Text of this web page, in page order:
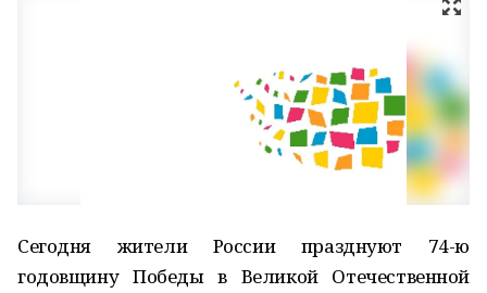
Сегодня жители России празднуют 74-ю
годовщину Победы в Великой Отечественной